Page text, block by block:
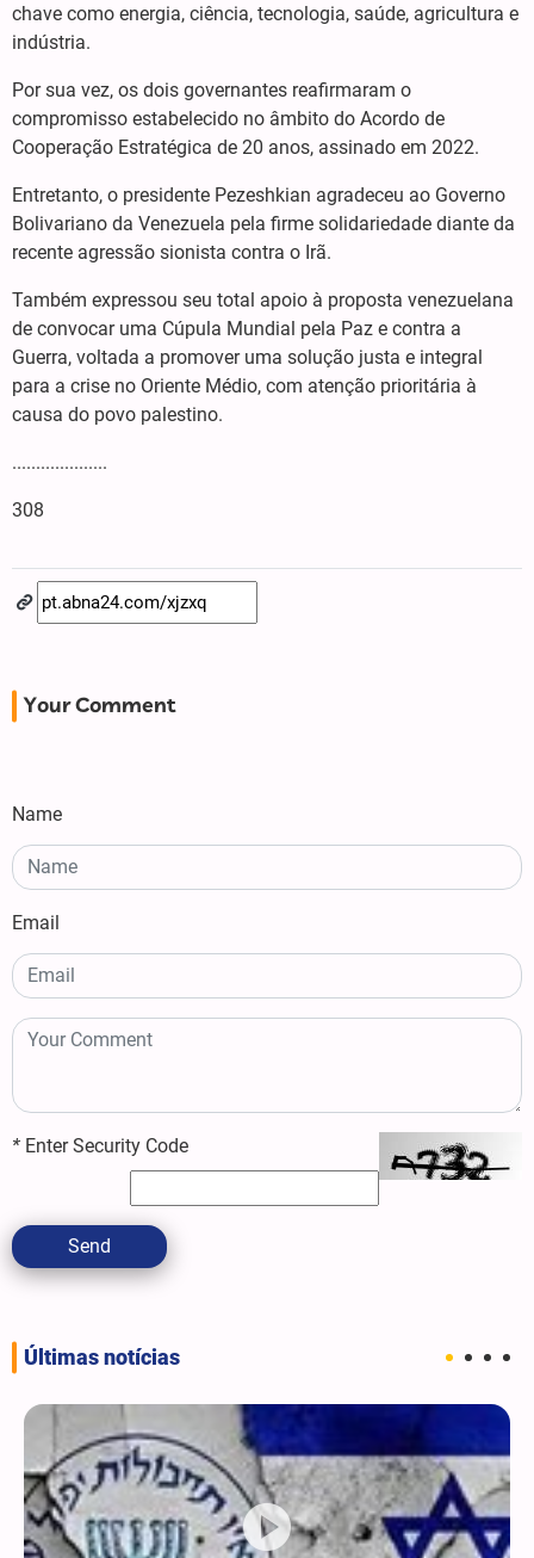
chave como energia, ciência, tecnologia, saúde, agricultura e
indústria.
Por sua vez, os dois governantes reafirmaram o
compromisso estabelecido no âmbito do Acordo de
Cooperação Estratégica de 20 anos, assinado em 2022.
Entretanto, o presidente Pezeshkian agradeceu ao Governo
Bolivariano da Venezuela pela firme solidariedade diante da
recente agressão sionista contra o Irã.
Também expressou seu total apoio à proposta venezuelana
de convocar uma Cúpula Mundial pela Paz e contra a
Guerra, voltada a promover uma solução justa e integral
para a crise no Oriente Médio, com atenção prioritária à
causa do povo palestino.
....................
308
Your Comment
Name
Email
* Enter Security Code
Send
Últimas notícias